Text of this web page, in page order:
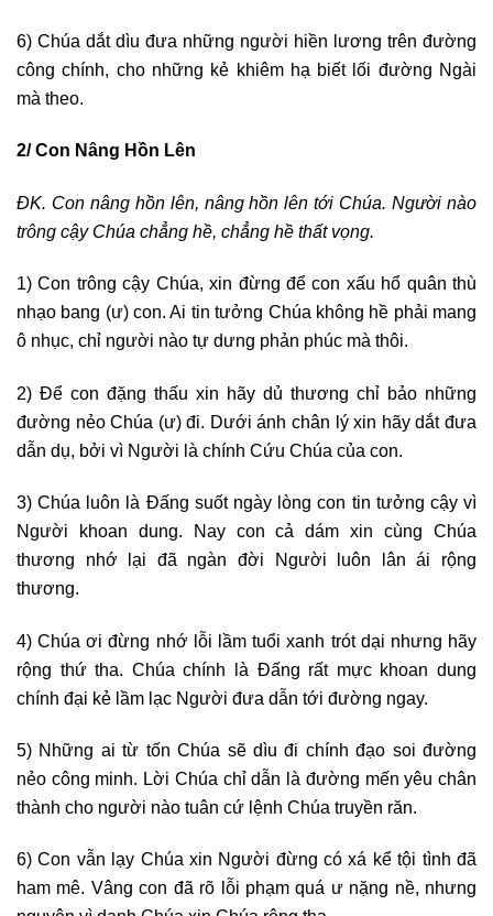
6) Chúa dắt dìu đưa những người hiền lương trên đường
công chính, cho những kẻ khiêm hạ biết lối đường Ngài
mà theo.
2/ Con Nâng Hồn Lên
ĐK. Con nâng hồn lên, nâng hồn lên tới Chúa. Người nào
trông cậy Chúa chẳng hề, chẳng hề thất vọng.
1) Con trông cậy Chúa, xin đừng để con xấu hổ quân thù
nhạo bang (ư) con. Ai tin tưởng Chúa không hề phải mang
ô nhục, chỉ người nào tự dưng phản phúc mà thôi.
2) Để con đặng thấu xin hãy dủ thương chỉ bảo những
đường nẻo Chúa (ư) đi. Dưới ánh chân lý xin hãy dắt đưa
dẫn dụ, bởi vì Người là chính Cứu Chúa của con.
3) Chúa luôn là Đấng suốt ngày lòng con tin tưởng cậy vì
Người khoan dung. Nay con cả dám xin cùng Chúa
thương nhớ lại đã ngàn đời Người luôn lân ái rộng
thương.
4) Chúa ơi đừng nhớ lỗi lầm tuổi xanh trót dại nhưng hãy
rộng thứ tha. Chúa chính là Đấng rất mực khoan dung
chính đại kẻ lầm lạc Người đưa dẫn tới đường ngay.
5) Những ai từ tốn Chúa sẽ dìu đi chính đạo soi đường
nẻo công minh. Lời Chúa chỉ dẫn là đường mến yêu chân
thành cho người nào tuân cứ lệnh Chúa truyền răn.
6) Con vẫn lạy Chúa xin Người đừng có xá kể tội tình đã
ham mê. Vâng con đã rõ lỗi phạm quá ư nặng nề, nhưng